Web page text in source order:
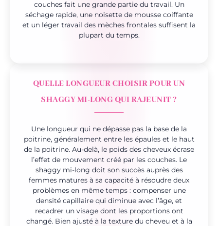
couches fait une grande partie du travail. Un
séchage rapide, une noisette de mousse coiffante
et un léger travail des mèches frontales suffisent la
plupart du temps.
QUELLE LONGUEUR CHOISIR POUR UN
SHAGGY MI-LONG QUI RAJEUNIT ?
Une longueur qui ne dépasse pas la base de la
poitrine, généralement entre les épaules et le haut
de la poitrine. Au-delà, le poids des cheveux écrase
l’effet de mouvement créé par les couches. Le
shaggy mi-long doit son succès auprès des
femmes matures à sa capacité à résoudre deux
problèmes en même temps : compenser une
densité capillaire qui diminue avec l’âge, et
recadrer un visage dont les proportions ont
changé. Bien ajusté à la texture du cheveu et à la